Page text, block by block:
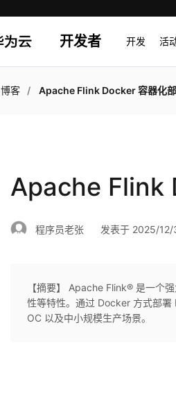
开发者 开发 活
博客 Apache Flink Docker 容器化
Apache Flink
程序员老张 发表于 2025/
【摘要】 Apache Flink® 是一个
性等特性。通过 Docker 方式部署
OC 以及中小规模生产场景。